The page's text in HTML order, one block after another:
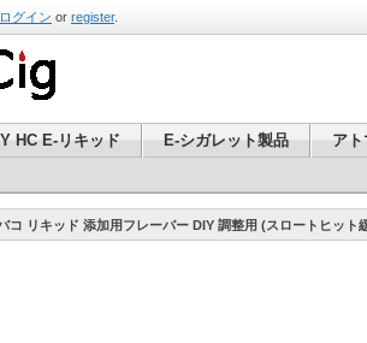
ログイン or register.
HC E-リキッド E-シガレット製品 ア
コ リキッド 添加用フレーバー DIY 調整用 (スロートヒット